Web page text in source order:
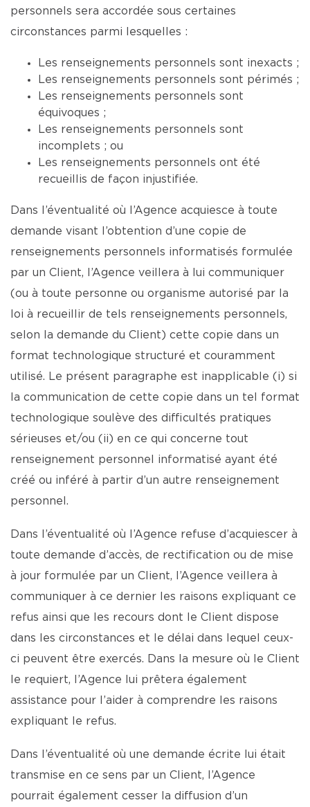
personnels sera accordée sous certaines
circonstances parmi lesquelles :
Les renseignements personnels sont inexacts ;
Les renseignements personnels sont périmés ;
Les renseignements personnels sont
équivoques ;
Les renseignements personnels sont
incomplets ; ou
Les renseignements personnels ont été
recueillis de façon injustifiée.
Dans l’éventualité où l’Agence acquiesce à toute
demande visant l’obtention d’une copie de
renseignements personnels informatisés formulée
par un Client, l’Agence veillera à lui communiquer
(ou à toute personne ou organisme autorisé par la
loi à recueillir de tels renseignements personnels,
selon la demande du Client) cette copie dans un
format technologique structuré et couramment
utilisé. Le présent paragraphe est inapplicable (i) si
la communication de cette copie dans un tel format
technologique soulève des difficultés pratiques
sérieuses et/ou (ii) en ce qui concerne tout
renseignement personnel informatisé ayant été
créé ou inféré à partir d’un autre renseignement
personnel.
Dans l’éventualité où l’Agence refuse d’acquiescer à
toute demande d’accès, de rectification ou de mise
à jour formulée par un Client, l’Agence veillera à
communiquer à ce dernier les raisons expliquant ce
refus ainsi que les recours dont le Client dispose
dans les circonstances et le délai dans lequel ceux-
ci peuvent être exercés. Dans la mesure où le Client
le requiert, l’Agence lui prêtera également
assistance pour l’aider à comprendre les raisons
expliquant le refus.
Dans l’éventualité où une demande écrite lui était
transmise en ce sens par un Client, l’Agence
pourrait également cesser la diffusion d’un